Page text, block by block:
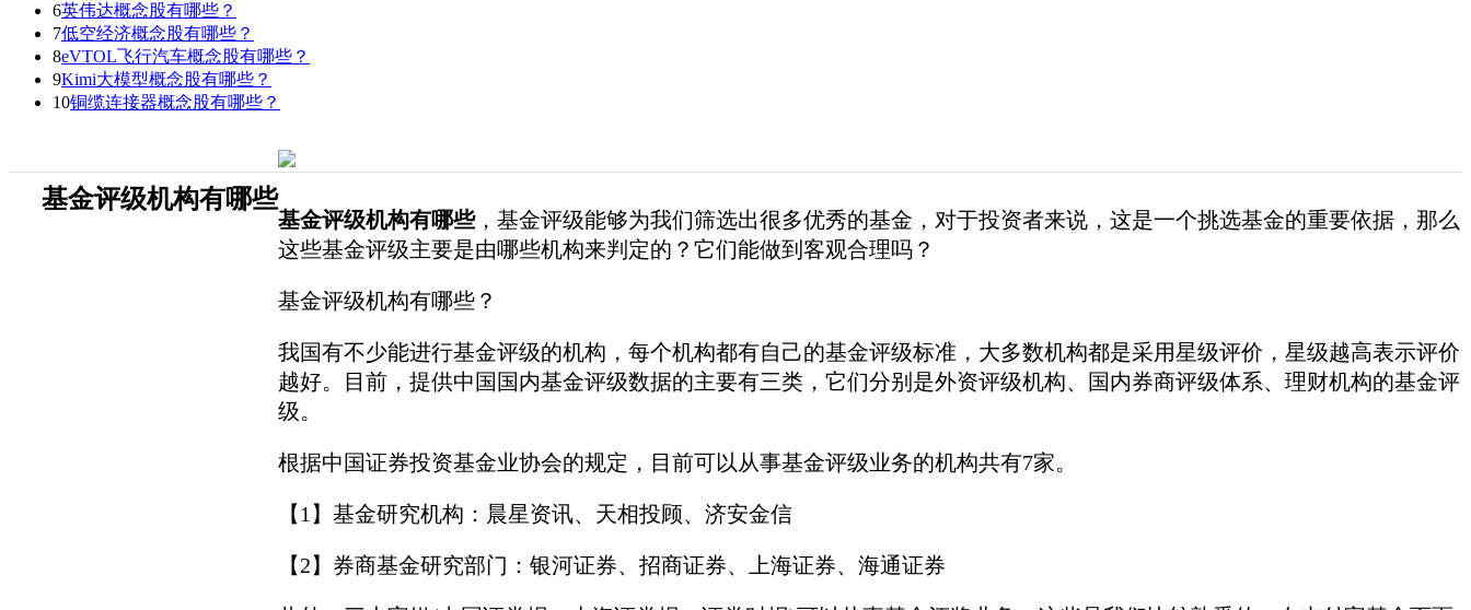
6英伟达概念股有哪些？
7低空经济概念股有哪些？
8eVTOL飞行汽车概念股有哪些？
9Kimi大模型概念股有哪些？
10铜缆连接器概念股有哪些？
基金评级机构有哪些
基金评级机构有哪些，基金评级能够为我们筛选出很多优秀的基金，对于投资者来说，这是一个挑选基金的重要依据，那么
这些基金评级主要是由哪些机构来判定的？它们能做到客观合理吗？
基金评级机构有哪些？
我国有不少能进行基金评级的机构，每个机构都有自己的基金评级标准，大多数机构都是采用星级评价，星级越高表示评价
越好。目前，提供中国国内基金评级数据的主要有三类，它们分别是外资评级机构、国内券商评级体系、理财机构的基金评
级。
根据中国证券投资基金业协会的规定，目前可以从事基金评级业务的机构共有7家。
【1】基金研究机构：晨星资讯、天相投顾、济安金信
【2】券商基金研究部门：银河证券、招商证券、上海证券、海通证券